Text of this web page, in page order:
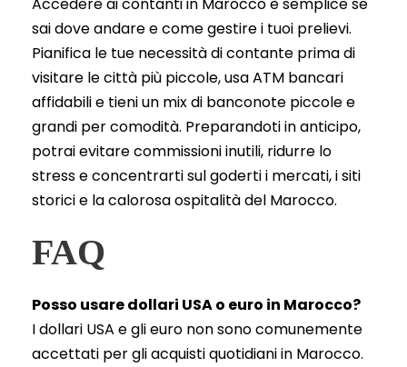
Accedere ai contanti in Marocco è semplice se
sai dove andare e come gestire i tuoi prelievi.
Pianifica le tue necessità di contante prima di
visitare le città più piccole, usa ATM bancari
affidabili e tieni un mix di banconote piccole e
grandi per comodità. Preparandoti in anticipo,
potrai evitare commissioni inutili, ridurre lo
stress e concentrarti sul goderti i mercati, i siti
storici e la calorosa ospitalità del Marocco.
FAQ
Posso usare dollari USA o euro in Marocco?
I dollari USA e gli euro non sono comunemente
accettati per gli acquisti quotidiani in Marocco.